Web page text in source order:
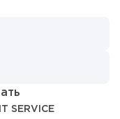
SERVICE